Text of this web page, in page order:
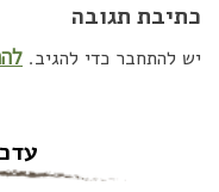
כתיבת תגובה
יש להתחבר כדי להגיב.